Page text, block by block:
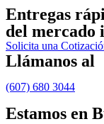
Entregas
del mercado
Solicita una
Llámanos al
(607) 680 3044
Estamos en